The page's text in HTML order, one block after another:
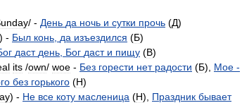
/ - День да ночь и сутки прочь (Д)
) - Был конь да изъездился (Б)
даст день Бог даст и пищу (B)
its /own/ woe - Без горести нет радости (Б), Мое -
без горького (H)
) - Не все коту масленица (H), Праздник бывает